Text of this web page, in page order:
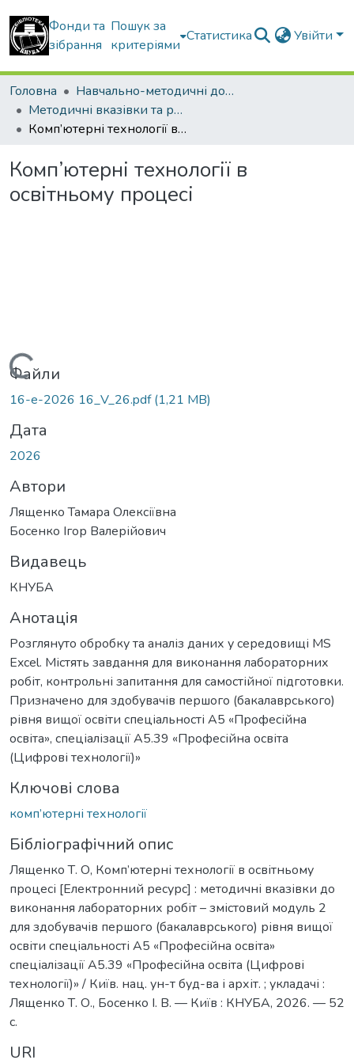
Фонди та
зібрання
Пошук за
критеріями
Статистика Увійти
Головна
Навчально-методичні документи
Методичні вказівки та рекомендації
Комп’ютерні технології в освітньому процесі
Комп’ютерні технології в
освітньому процесі
Вантажиться...
Файли
16-е-2026 16_V_26.pdf(1,21 MB)
Дата
2026
Автори
Лященко Тамара Олексіївна
Босенко Ігор Валерійович
Видавець
КНУБА
Анотація
Розглянуто обробку та аналіз даних у середовищі MS
Excel. Містять завдання для виконання лабораторних
робіт, контрольні запитання для самостійної підготовки.
Призначено для здобувачів першого (бакалаврського)
рівня вищої освіти спеціальності А5 «Професійна
освіта», спеціалізації А5.39 «Професійна освіта
(Цифрові технології)»
Ключові слова
комп’ютерні технології
Бібліографічний опис
Лященко Т. О, Комп’ютерні технології в освітньому
процесі [Електронний ресурс] : методичні вказівки до
виконання лабораторних робіт – змістовий модуль 2
для здобувачів першого (бакалаврського) рівня вищої
освіти спеціальності А5 «Професійна освіта»
спеціалізації А5.39 «Професійна освіта (Цифрові
технології)» / Київ. нац. ун-т буд-ва і архіт. ; укладачі :
Лященко Т. О., Босенко І. В. — Київ : КНУБА, 2026. — 52
с.
URI